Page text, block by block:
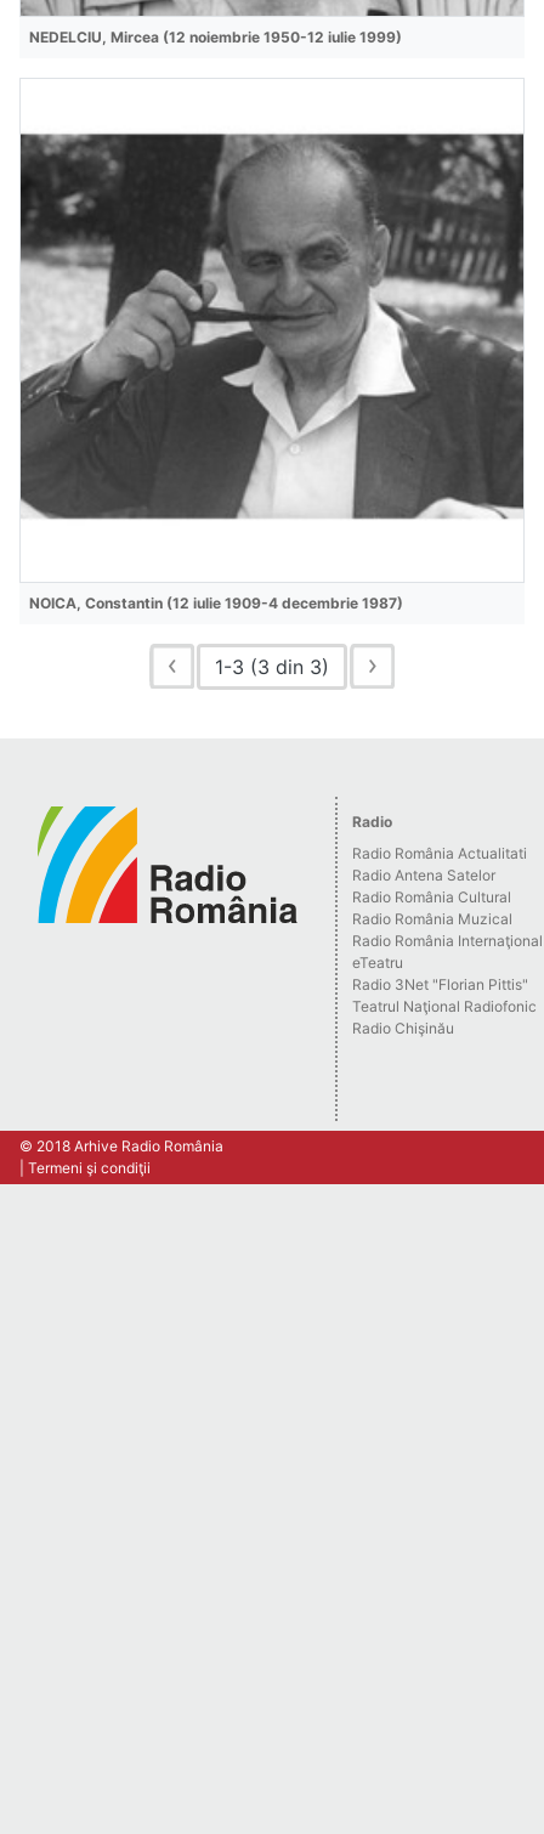
NEDELCIU, Mircea (12 noiembrie 1950-12 iulie 1999)
NOICA, Constantin (12 iulie 1909-4 decembrie 1987)
1-3 (3 din 3)
Radio
Radio România Actualitati
Radio Antena Satelor
Radio România Cultural
Radio România Muzical
Radio România Internaţional
eTeatru
Radio 3Net "Florian Pittis"
Teatrul Naţional Radiofonic
Radio Chişinău
© 2018 Arhive Radio România
Termeni şi condiţii